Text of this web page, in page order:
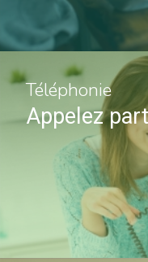
Téléphonie
Appelez